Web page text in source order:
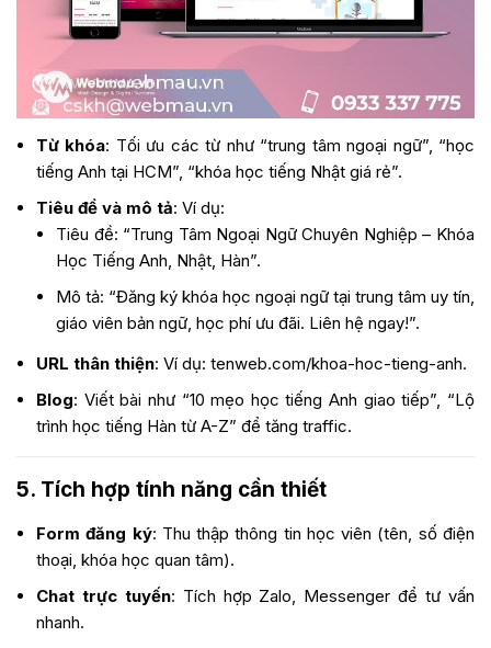
Từ khóa: Tối ưu các từ như “trung tâm ngoại ngữ”, “học
tiếng Anh tại HCM”, “khóa học tiếng Nhật giá rẻ”.
Tiêu đề và mô tả: Ví dụ:
Tiêu đề: “Trung Tâm Ngoại Ngữ Chuyên Nghiệp – Khóa
Học Tiếng Anh, Nhật, Hàn”.
Mô tả: “Đăng ký khóa học ngoại ngữ tại trung tâm uy tín,
giáo viên bản ngữ, học phí ưu đãi. Liên hệ ngay!”.
URL thân thiện: Ví dụ: tenweb.com/khoa-hoc-tieng-anh.
Blog: Viết bài như “10 mẹo học tiếng Anh giao tiếp”, “Lộ
trình học tiếng Hàn từ A-Z” để tăng traffic.
5. Tích hợp tính năng cần thiết
Form đăng ký: Thu thập thông tin học viên (tên, số điện
thoại, khóa học quan tâm).
Chat trực tuyến: Tích hợp Zalo, Messenger để tư vấn
nhanh.